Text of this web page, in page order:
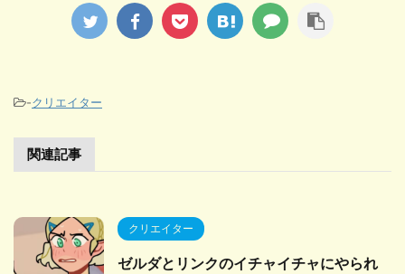
-クリエイター
関連記事
クリエイター
ゼルダとリンクのイチャイチャにやられ